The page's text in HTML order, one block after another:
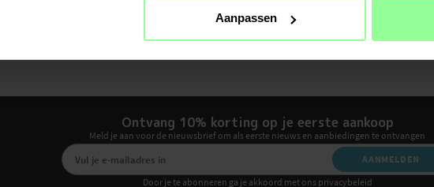
Aanpassen
Ontvang 10% korting op je eerste aankoop
Meld je aan voor de nieuwsbrief om als eerste nieuws en aanbiedingen te ontvangen
AANMELDEN
Door je te abonneren ga je akkoord met ons privacybeleid